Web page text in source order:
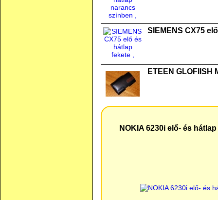
SIEMENS CX75
ETEEN GLOFIISH
NOKIA 6230i elő- és